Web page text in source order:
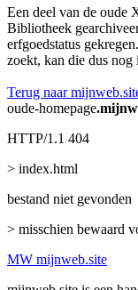
Een deel van de oude
Bibliotheek
erfgoedstatus
zoekt, kan die dus
Terug naar
oude-homepage
HTTP/1.1 404
> index.html
bestand niet gevonden
> misschien bewaard
MW mijnweb.site